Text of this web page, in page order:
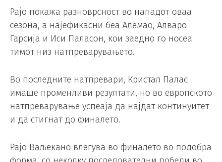
Рајо покажа разноврсност во нападот оваа
сезона, а најефикасни беа Алемао, Алваро
Гарсија и Иси Паласон, кои заедно го носеа
тимот низ натпреварувањето.
Во последните натпревари, Кристал Палас
имаше променливи резултати, но во европското
натпреварување успеаја да најдат континуитет
и да стигнат до финалето.
Рајо Ваљекано влегува во финалето во подобра